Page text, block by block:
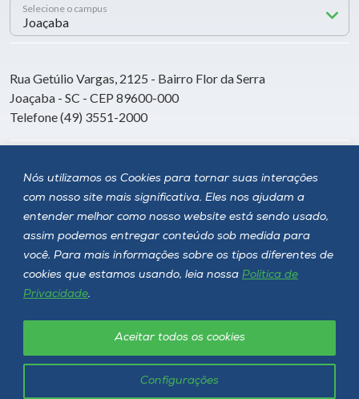
Nós utilizamos os Cookies para tornar suas interações
com nosso site mais significativa. Eles nos ajudam a
entender melhor como nosso website está sendo usado,
assim podemos entregar conteúdo sob medida para
você. Para mais informações sobre os tipos diferentes de
cookies que estamos usando, leia nossa Política de
Privacidade.
Configurações
Aceitar todos os cookies
Selecione o campus
Rua Getúlio Vargas, 2125 - Bairro Flor da Serra
Joaçaba - SC - CEP 89600-000
Telefone (49) 3551-2000
Siga a Unoesc
Unoesc © 2026 - Todos os direitos reservados
Política de privacidade LGPD